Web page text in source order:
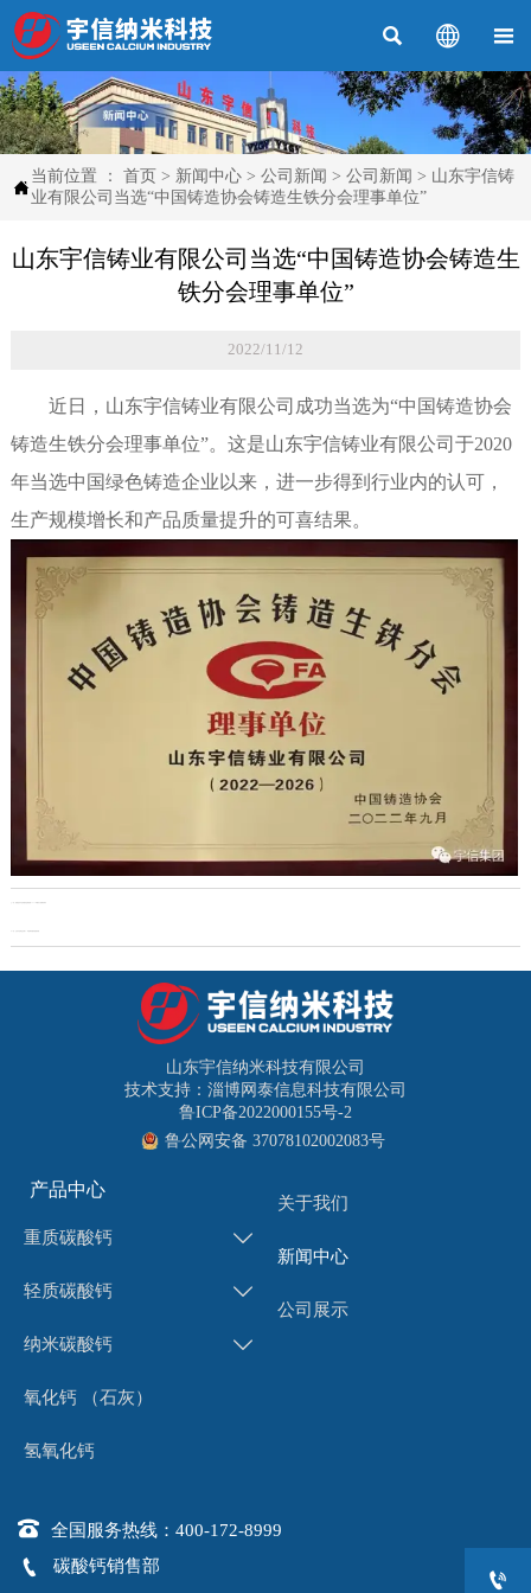
  

当前位置 ： 首页 > 新闻中心 > 公司新闻 > 公司新闻 > 山东宇信铸
业有限公司当选“中国铸造协会铸造生铁分会理事单位”
山东宇信铸业有限公司当选“中国铸造协会铸造生
铁分会理事单位”
2022/11/12
近日，山东宇信铸业有限公司成功当选为“中国铸造协会
铸造生铁分会理事单位”。这是山东宇信铸业有限公司于2020
年当选中国绿色铸造企业以来，进一步得到行业内的认可，
生产规模增长和产品质量提升的可喜结果。
山东宇信纳米科技有限公司
技术支持：淄博网泰信息科技有限公司
鲁ICP备2022000155号-2
鲁公网安备 37078102002083号
产品中心
重质碳酸钙 
轻质碳酸钙 
纳米碳酸钙 
氧化钙 （石灰）
氢氧化钙
关于我们
新闻中心
公司展示
 全国服务热线：400-172-8999
 碳酸钙销售部
